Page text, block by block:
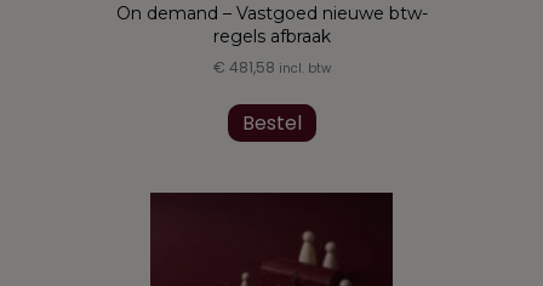
On demand – Vastgoed nieuwe btw-
regels afbraak
€ 481,58 incl. btw
Bestel